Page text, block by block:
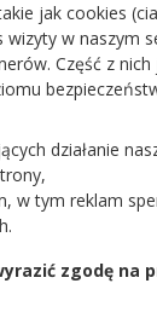
jak cookies
w naszym
Część z
działanie
w tym reklam
zgodę na